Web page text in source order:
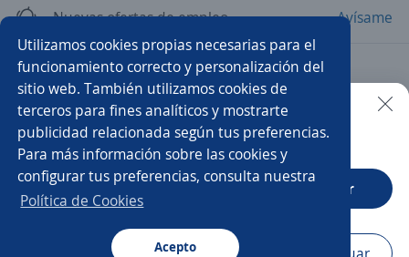
Utilizamos cookies propias necesarias para el
funcionamiento correcto y personalización del
sitio web. También utilizamos cookies de
terceros para fines analíticos y mostrarte
publicidad relacionada según tus preferencias.
Para más información sobre las cookies y
configurar tus preferencias, consulta nuestra
Política de Cookies
Acepto
Nuevas ofertas de empleo Avísame
Empleos similares
Asesor/a de ventas Ejecutivo/a de ventas
Vendedor/a Agente de ventas
Ejecutivo/a comercial
Gerente comercial Asesor/a comercial freelance
Buscar es más fácil en la app
CT App Abrir
Navegador Continuar